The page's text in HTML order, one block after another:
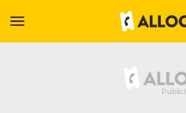
menu